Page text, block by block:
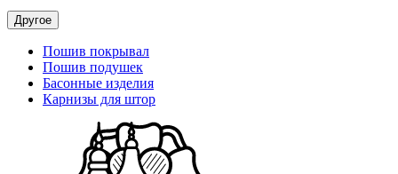
Другое
Пошив покрывал
Пошив подушек
Басонные изделия
Карнизы для штор